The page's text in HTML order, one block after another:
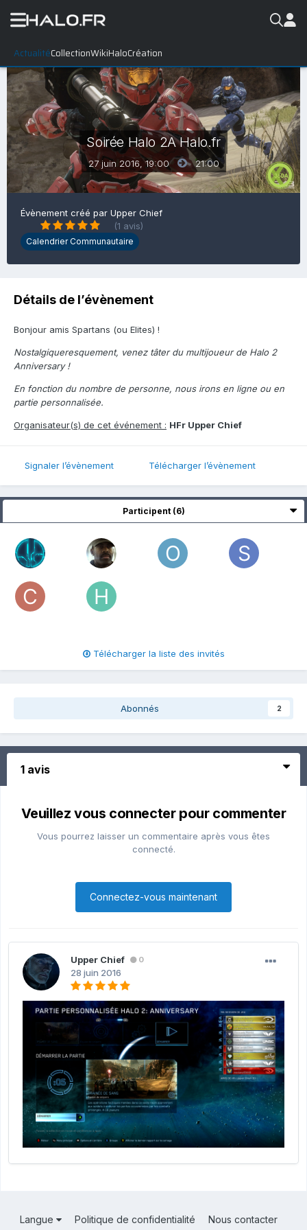
ActualitéCollectionWikiHaloCréation
Soirée Halo 2A Halo.fr
27 juin 2016, 19:00 21:00
Évènement créé par Upper Chief
(1 avis)
Calendrier Communautaire
Détails de l’évènement
Bonjour amis Spartans (ou Elites) !
Nostalgiqueresquement, venez tâter du multijoueur de Halo 2
Anniversary !
En fonction du nombre de personne, nous irons en ligne ou en
partie personnalisée.
Organisateur(s) de cet événement : HFr Upper Chief
Signaler l’évènement Télécharger l’évènement
Participent (6)
Télécharger la liste des invités
Abonnés 2
1 avis
Veuillez vous connecter pour commenter
Vous pourrez laisser un commentaire après vous êtes
connecté.
Connectez-vous maintenant
Upper Chief 0
28 juin 2016
Langue Politique de confidentialité
Nous contacter